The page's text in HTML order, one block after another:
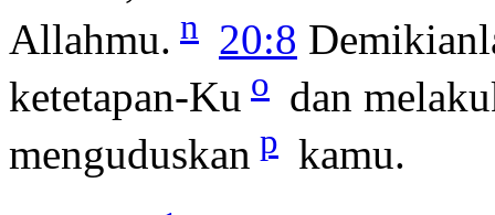
Allahmu. n 20:8
ketetapan-Ku o dan
menguduskan p kamu.